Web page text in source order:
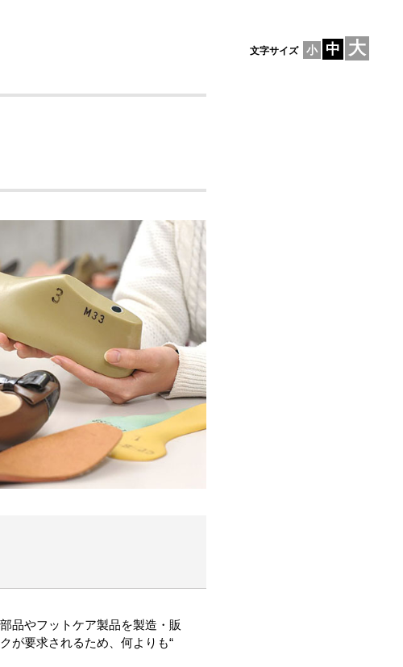
文字サイズ 小 中 大
品やフットケア製品を製造・販
が要求されるため、何よりも“